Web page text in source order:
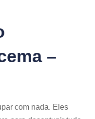
–
com nada. Eles